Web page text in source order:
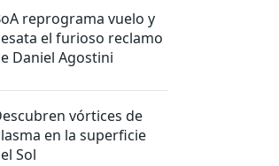
reprograma vuelo y
el furioso reclamo
Daniel Agostini
vórtices de
en la superficie
Sol